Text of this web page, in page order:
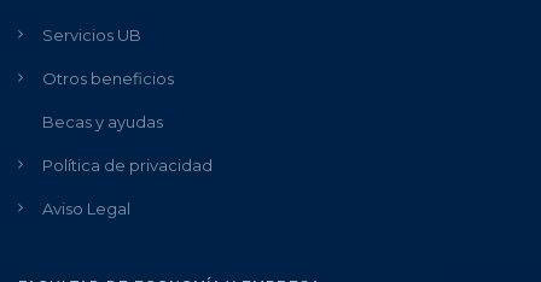
Servicios UB
Otros beneficios
Becas y ayudas
Política de privacidad
Aviso Legal